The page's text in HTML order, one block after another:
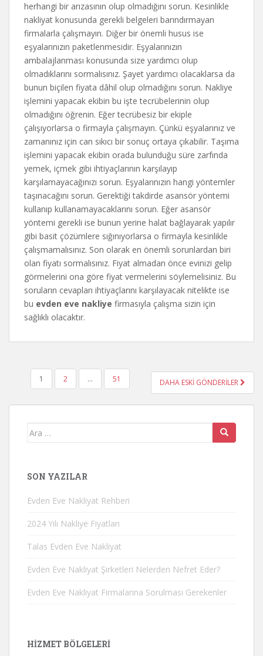
herhangi bir arızasının olup olmadığını sorun. Kesinlikle
nakliyat konusunda gerekli belgeleri barındırmayan
firmalarla çalışmayın. Diğer bir önemli husus ise
eşyalarınızın paketlenmesidir. Eşyalarınızın
ambalajlanması konusunda size yardımcı olup
olmadıklarını sormalısınız. Şayet yardımcı olacaklarsa da
bunun biçilen fiyata dâhil olup olmadığını sorun. Nakliye
işlemini yapacak ekibin bu işte tecrübelerinin olup
olmadığını öğrenin. Eğer tecrübesiz bir ekiple
çalışıyorlarsa o firmayla çalışmayın. Çünkü eşyalarınız ve
zamanınız için can sıkıcı bir sonuç ortaya çıkabilir. Taşıma
işlemini yapacak ekibin orada bulunduğu süre zarfında
yemek, içmek gibi ihtiyaçlarının karşılayıp
karşılamayacağınızı sorun. Eşyalarınızın hangi yöntemler
taşınacağını sorun. Gerektiği takdirde asansör yöntemi
kullanıp kullanamayacaklarını sorun. Eğer asansör
yöntemi gerekli ise bunun yerine halat bağlayarak yapılır
gibi basit çözümlere sığınıyorlarsa o firmayla kesinlikle
çalışmamalısınız. Son olarak en önemli sorunlardan biri
olan fiyatı sormalısınız. Fiyat almadan önce evinizi gelip
görmelerini ona göre fiyat vermelerini söylemelisiniz. Bu
soruların cevapları ihtiyaçlarını karşılayacak nitelikte ise
bu evden eve nakliye firmasıyla çalışma sizin için
sağlıklı olacaktır.
YAZI
GEZINMESI
1 2 … 51 DAHA ESKİ GÖNDERİLER
Arama
SON YAZILAR
Evden Eve Nakliyat Rehberi
2024 Yılı Nakliye Fiyatları
Talas Evden Eve Nakliyat
Evden Eve Nakliyat Şirketleri Nelerden Nefret Eder?
Evden Eve Nakliyat Firmalarına Sorulması Gerekenler
HIZMET BÖLGELERI